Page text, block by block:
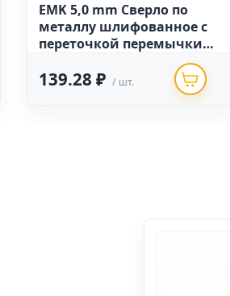
EMK 5,0 mm Сверло по
металлу шлифованное с
переточкой перемычки
139.28 ₽ / шт.